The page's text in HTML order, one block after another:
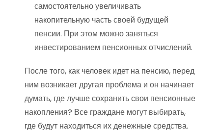
самостоятельно увеличивать
накопительную часть своей будущей
пенсии. При этом можно заняться
инвестированием пенсионных отчислений.
После того, как человек идет на пенсию, перед
ним возникает другая проблема и он начинает
думать, где лучше сохранить свои пенсионные
накопления? Все граждане могут выбирать,
где будут находиться их денежные средства.